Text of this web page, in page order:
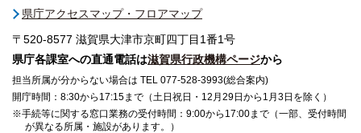
県庁アクセスマップ・フロアマップ
〒520-8577 滋賀県大津市京町四丁目1番1号
県庁各課室への直通電話は滋賀県行政機構ページから
担当所属が分からない場合は TEL 077-528-3993(総合案内)
開庁時間：8:30から17:15まで（土日祝日・12月29日から1月3日を除く）
※手続等に関する窓口業務の受付時間：9:00から17:00まで（一部、受付時間
が異なる所属・施設があります。）